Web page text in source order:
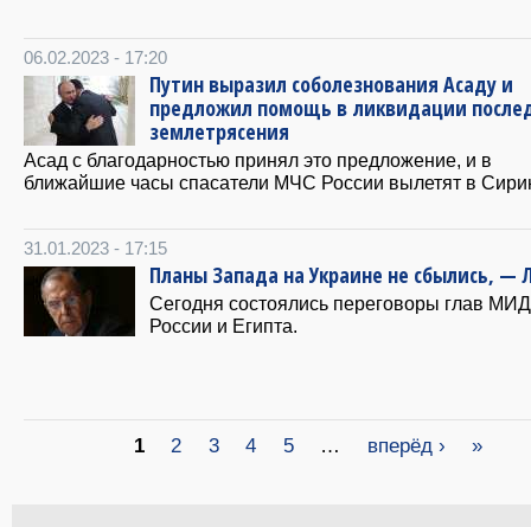
06.02.2023 - 17:20
Путин выразил соболезнования Асаду и
предложил помощь в ликвидации
землетрясения
Асад с благодарностью принял это предложение, и в
ближайшие часы спасатели МЧС России вылетят в
31.01.2023 - 17:15
Планы Запада на Украине не сбылись, —
Сегодня состоялись переговоры глав МИД
России и Египта.
1 2 3 4 5 … вперёд › »